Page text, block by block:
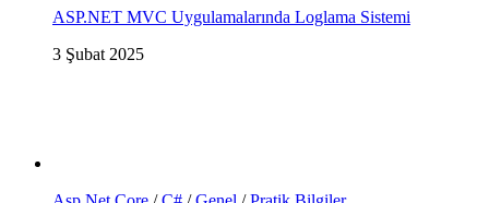
ASP.NET MVC Uygulamalarında Loglama Sistemi
3 Şubat 2025